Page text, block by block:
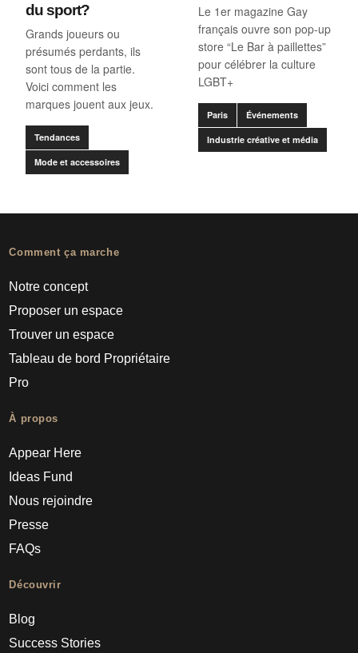
du sport?
Grands joueurs ou
présumés perdants, ils
sont tous de la partie.
Voici comment les
marques jouent aux jeux.
Tendances
Mode et accessoires
Le 1er magazine Gay
français ouvre son pop-up
store “Le Bar à paillettes”
pour célébrer la culture
LGBT+
Paris Événements
Industrie créative et média
Comment ça marche
Notre concept
Proposer un espace
Trouver un espace
Tableau de bord Propriétaire
Pro
À propos
Appear Here
Ideas Fund
Nous rejoindre
Presse
FAQs
Découvrir
Blog
Success Stories